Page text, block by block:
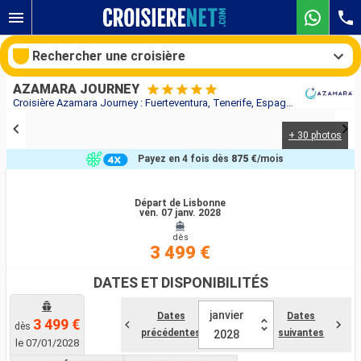
Croisière Azamara Journey : Fuerteventura, Tenerife, Espagne, Lanzarote, Maroc, Portugal au départ de Lisbonne
AZAMARA JOURNEY
+ 30 photos
Départ de Lisbonne
ven. 07 janv. 2028
dès
3 499 €
Payez en 4 fois dès 875 €/mois
DATES ET DISPONIBILITÉS
dès 3 499 €
le 07/01/2028
Dates
précédentes
janvier
2028
Dates
suivantes
Rechercher une croisière
Compagnies
Rechercher